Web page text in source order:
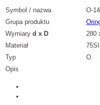
Symbol / nazwa
O-
Grupa produktu
Wymiary d x D
280
Materiał
75SI
Typ
O
Opis